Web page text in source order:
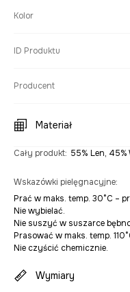
Kolor
ID Produktu
Producent
Materiał
Cały produkt: 55% Len, 45%
Wskazówki pielęgnacyjne:
Prać w maks. temp. 30°C –
Nie wybielać.
Nie suszyć w suszarce
Prasować w maks. temp.
Nie czyścić chemicznie.
Wymiary